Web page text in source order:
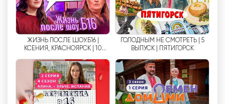
持。
电视频道 Yu 是青少年和年轻人享受优质娱乐内容和
了解最新新闻的地方。由于可以在线观看 Yu 频道，
每个人都可以随时随地欣赏自己喜爱的节目。成为青
年文化的一部分，进入 Yu 频道的世界。
Yu 網絡電視直播
ЖИЗНЬ ПОСЛЕ ШОУ.Б16 |
КСЕНИЯ, КРАСНОЯРСК | 10
ГОЛОДНЫМ НЕ СМОТРЕТЬ | 5
ВЫПУСК | ПЯТИГОРСК